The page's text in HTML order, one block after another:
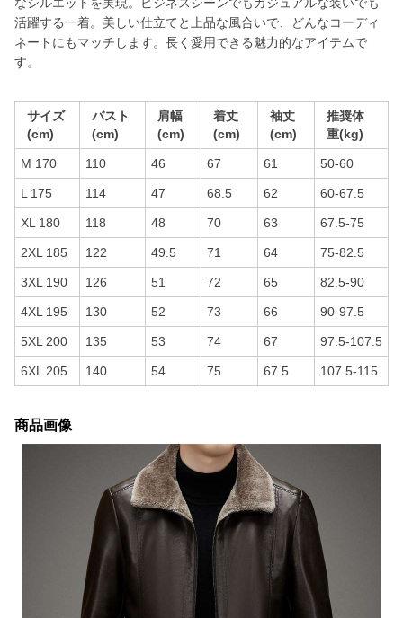
活躍する一着。美しい仕立てと上品な風合いで、どんなコーディ
ネートにもマッチします。長く愛用できる魅力的なアイテムで
す。
サイズ
(cm)
バスト
(cm)
肩幅
(cm)
着丈
(cm)
袖丈
(cm)
推奨体
重(kg)
M 170 110 46 67 61 50-60
L 175 114 47 68.5 62 60-67.5
XL 180 118 48 70 63 67.5-75
2XL 185 122 49.5 71 64 75-82.5
3XL 190 126 51 72 65 82.5-90
4XL 195 130 52 73 66 90-97.5
5XL 200 135 53 74 67 97.5-107.5
6XL 205 140 54 75 67.5 107.5-115
商品画像